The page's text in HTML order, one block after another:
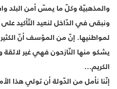
والمذهبيّة وكلّ ما يمسّ أمن البلد
ونبقى في الدّاخل لنعيد التّأكيد على
لمواطنيها. إنّ من المؤسف أنّ
يشكو منها النّازحون فهي غير لائقة
الكريم...
إنّنا نأمل من الدّولة أن تولي هذا